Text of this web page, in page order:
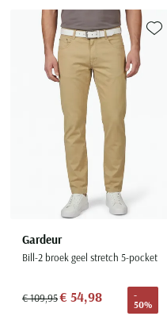
Gardeur
Bill-2 broek geel stretch 5-pocket
€ 109,95€ 54,98
-
50%